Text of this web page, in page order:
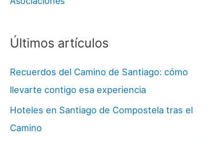
Últimos artículos
Recuerdos del Camino de Santiago: cómo
llevarte contigo esa experiencia
Hoteles en Santiago de Compostela tras el
Camino